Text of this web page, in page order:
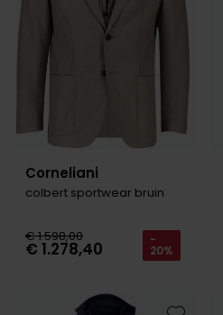
Corneliani
colbert sportwear bruin
€ 1.598,00
€ 1.278,40 -
20%